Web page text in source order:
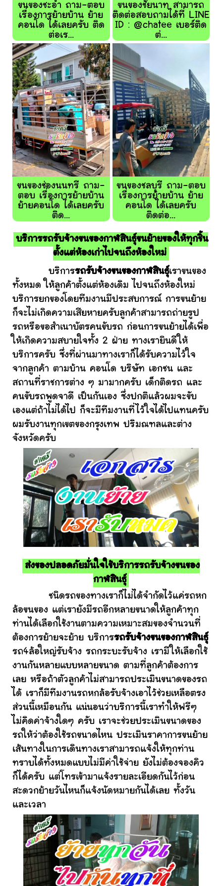
ขนของชะอำ ถาม-ตอบ
เรื่องการย้ายบ้าน ย้าย
คอนโด ได้เลยครับ ติด
ต่อเร...
ขนของชัยนาท สามารถ
ติดต่อสอบถามได้ที่ LINE
ID : @chatee เบอร์ติด
ต่...
ขนของช่องนนทรี ถาม-
ตอบ เรื่องการย้ายบ้าน
ย้ายคอนโด ได้เลยครับ
ติด...
ขนของชลบุรี ถาม-ตอบ
เรื่องการย้ายบ้าน ย้าย
คอนโด ได้เลยครับ
ติดต่อ...
บริการรถรับจ้างขนของกาฬสินธุ์ขนย้ายของให้ทุกชิ้น
ตั้งแต่ห้องเก่าไปจนถึงห้องใหม่
บริการรถรับจ้างขนของกาฬสินธุ์เราขนของ
ทั้งหมด ให้ลูกค้าตั้งแต่ห้องเดิม ไปจนถึงห้องใหม่
บริการยกของโดยทีมงานมีประสบการณ์ การขนย้าย
ก็จะไม่เกิดความเสียหายครับลูกค้าสามารถถ่ายรูป
รถหรือขอสำเนาบัตรคนขับรถ ก่อนการขนย้ายได้เพื่อ
ให้เกิดความสบายใจทั้ง 2 ฝ่าย ทางเรายินดีให้
บริการครับ ซึ่งที่ผ่านมาทางเราก็ได้รับความไว้ใจ
จากลูกค้า ตามบ้าน คอนโด บริษัท เอกชน และ
สถานที่ราชการต่าง ๆ มามากครับ เด็กติดรถ และ
คนขับรถพูดจาดี เป็นกันเอง ซึ่งปกติแล้วผมจะขับ
เองแต่ถ้าไม่ได้ไป ก็จะมีทีมงานที่ไว้ใจได้ไปแทนครับ
ผมรับงานทุกเขตของกรุงเทพ ปริมณฑลและต่าง
จังหวัดครับ
ส่งของปลอดภัยมั่นใจใช้บริการรถรับจ้างขนของ
กาฬสินธุ์
ชนิดรถของทางเราก็ไม่ได้จำกัดไว้แค่รถหก
ล้อขนของ แต่เรายังมีรถอีกหลายขนาดให้ลูกค้าทุก
ท่านได้เลือกใช้งานตามความเหมาะสมของจำนวนที่
ต้องการย้ายจะย้าย บริการรถรับจ้างขนของกาฬสินธุ์
รถ4ล้อใหญ่รับจ้าง รถกระบะรับจ้าง เรามีให้เลือกใช้
งานกันหลายแบบหลายขนาด ตามที่ลูกค้าต้องการ
เลย หรือถ้าตัวลูกค้าไม่สามารถประเมินขนาดของรถ
ได้ เราก็มีทีมงานรถหกล้อรับจ้างเอาไว้ช่วยเหลือตรง
ส่วนนี้เหมือนกัน แน่นอนว่าบริการนี้เราทำให้ฟรีๆ
ไม่คิดค่าจ้างใดๆ ครับ เราจะช่วยประเมินขนาดของ
รถให้ว่าต้องใช้รถขนาดไหน ประเมินราคาการขนย้าย
เส้นทางในการเดินทางเราสามารถแจ้งให้ทุกท่าน
ทราบได้ทั้งหมดแบบไม่มีค่าใช้จ่าย ยังไม่ต้องจองคิว
ก็ได้ครับ แต่โทรเข้ามาแจ้งรายละเอียดกันไว้ก่อน
สะดวกย้ายวันไหนก็แจ้งนัดหมายกันได้เลย ทั้งวัน
และเวลา